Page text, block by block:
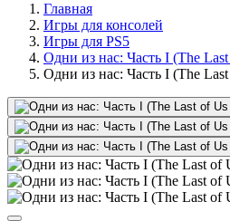
Главная
Игры для консолей
Игры для PS5
Одни из нас: Часть I (The
Одни из нас: Часть I (The